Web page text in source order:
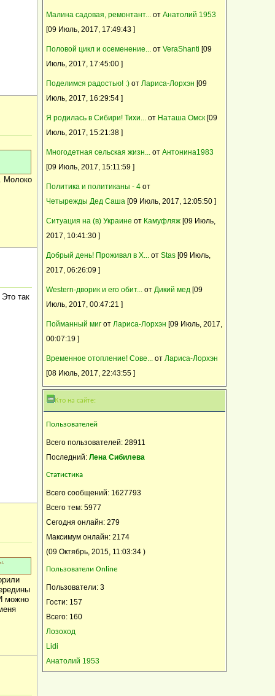
Молоко
так
можно
04 Июль, 2017, 08:47:59
Светлая память тебе Надюша!
Предлагаем качественный ремонт в
квартире, коттедже, офисе, магазине
продам коз.
Выполним внутреннюю и наружную
Малина садовая, ремонтант... от Анатолий 1953
[09 Июль, 2017, 17:49:43 ]
Половой цикл и осеменение... от VeraShanti [09
Июль, 2017, 17:45:00 ]
Поделимся радостью! :) от Лариса-Лорхэн [09
Июль, 2017, 16:29:54 ]
Я родилась в Сибири! Тихи... от Наташа Омск [09
Июль, 2017, 15:21:38 ]
Многодетная сельская жизн... от Антонина1983
[09 Июль, 2017, 15:11:59 ]
Политика и политиканы - 4 от
Четырежды Дед Саша [09 Июль, 2017, 12:05:50 ]
Ситуация на (в) Украине от Камуфляж [09 Июль,
2017, 10:41:30 ]
Добрый день! Проживал в Х... от Stas [09 Июль,
2017, 06:26:09 ]
Western-дворик и его обит... от Дикий мед [09
Июль, 2017, 00:47:21 ]
Пойманный миг от Лариса-Лорхэн [09 Июль, 2017,
00:07:19 ]
Временное отопление! Сове... от Лариса-Лорхэн
[08 Июль, 2017, 22:43:55 ]
Кто на сайте:
Пользователей
Всего пользователей: 28911
Последний: Лена Сибилева
Статистика
Всего сообщений: 1627793
Всего тем: 5977
Сегодня онлайн: 279
Максимум онлайн: 2174
(09 Октябрь, 2015, 11:03:34 )
Пользователи Online
Пользователи: 3
Гости: 157
Всего: 160
Лозоход
Lidi
Анатолий 1953